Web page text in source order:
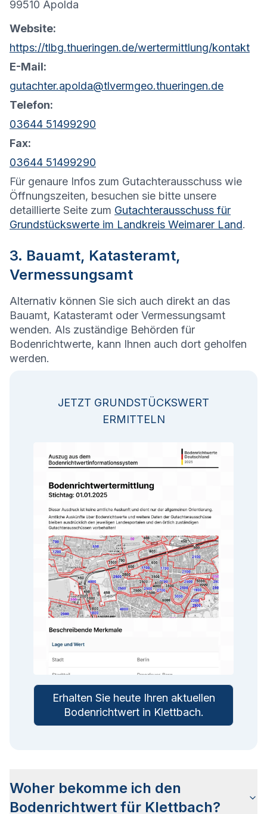
99510 Apolda
Website:
https://tlbg.thueringen.de/wertermittlung/kontakt
E-Mail:
gutachter.apolda@tlvermgeo.thueringen.de
Telefon:
03644 51499290
Fax:
03644 51499290
Für genaure Infos zum Gutachterausschuss wie
Öffnungszeiten, besuchen sie bitte unsere
detaillierte Seite zum Gutachterausschuss für
Grundstückswerte im Landkreis Weimarer Land.
3. Bauamt, Katasteramt,
Vermessungsamt
Alternativ können Sie sich auch direkt an das
Bauamt, Katasteramt oder Vermessungsamt
wenden. Als zuständige Behörden für
Bodenrichtwerte, kann Ihnen auch dort geholfen
werden.
JETZT GRUNDSTÜCKSWERT
ERMITTELN
Erhalten Sie heute Ihren aktuellen
Bodenrichtwert in Klettbach.
Woher bekomme ich den
Bodenrichtwert für Klettbach?